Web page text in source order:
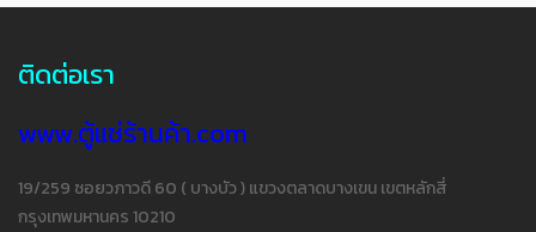
ติดต่อเรา
www.ตู้แช่ร้านค้า.com
19/259 ซอยวภาวดี 60 ( บางบัว ) แขวงตลาดบางเขน เขตหลักสี่
กรุงเทพมหานคร 10210